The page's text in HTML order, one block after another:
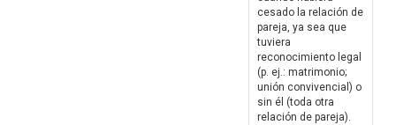
cesado la relación de
pareja, ya sea que
tuviera
reconocimiento legal
(p. ej.: matrimonio;
unión convivencial) o
sin él (toda otra
relación de pareja).